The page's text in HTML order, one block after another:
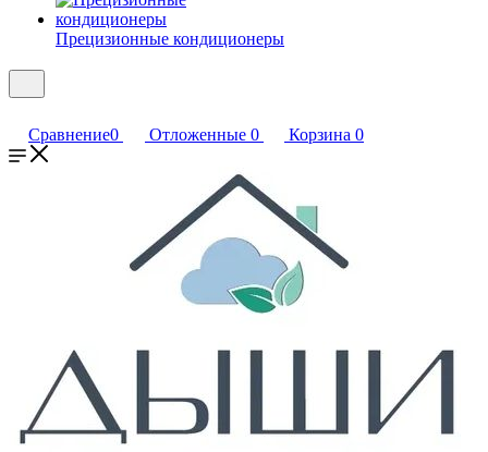
Прецизионные кондиционеры
Сравнение0 Отложенные 0 Корзина 0